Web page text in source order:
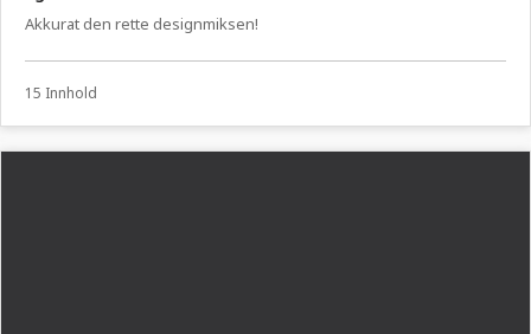
Akkurat den rette designmiksen!
15 Innhold